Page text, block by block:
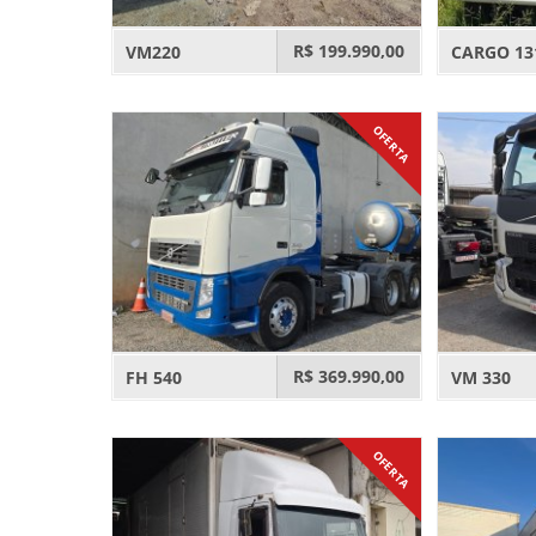
VM220 R$ 199.990,00 CARGO
OFERTA
FH 540 R$ 369.990,00 VM 330
OFERTA